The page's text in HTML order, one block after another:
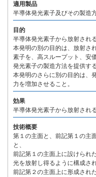
適用製品
半導体発光素子及びその製造
目的
半導体発光素子から放射され
本発明の別の目的は、放射さ
素子を、高スループット、安
発光素子の製造方法を提供する
本発明のさらに別の目的は、
力を増加させること。
効果
半導体発光素子から放射され
技術概要
第１の主面と、前記第１の主
と、
前記第１の主面上に設けられ
光を放射し得るように構成さ
前記第２の主面上に形成され